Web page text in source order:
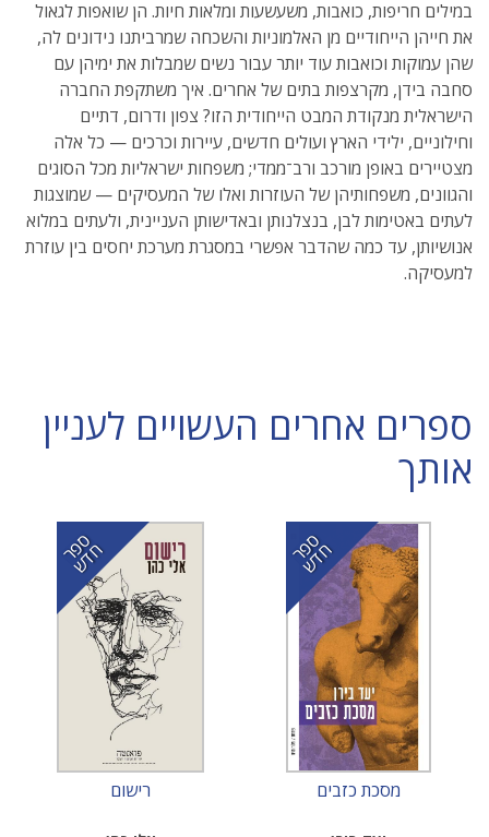
במילים חריפות, כואבות, משעשעות ומלאות חיות. הן שואפות לגאול
את חייהן הייחודיים מן האלמוניות והשכחה שמרביתנו נידונים לה,
שהן עמוקות וכואבות עוד יותר עבור נשים שמבלות את ימיהן עם
סחבה בידן, מקרצפות בתים של אחרים. איך משתקפת החברה
הישראלית מנקודת המבט הייחודית הזו? צפון ודרום, דתיים
וחילוניים, ילידי הארץ ועולים חדשים, עיירות וכרכים — כל אלה
מצטיירים באופן מורכב ורב־ממדי; משפחות ישראליות מכל הסוגים
והגוונים, משפחותיהן של העוזרות ואלו של המעסיקים — שמוצגות
לעתים באטימות לבן, בנצלנותן ובאדישותן העניינית, ולעתים במלוא
אנושיותן, עד כמה שהדבר אפשרי במסגרת מערכת יחסים בין עוזרת
למעסיקה.
ספרים אחרים העשויים לעניין
אותך
ס
פ
ר
ח
ד
ש
מסכת כזבים
ס
פ
ר
ח
ד
ש
רישום